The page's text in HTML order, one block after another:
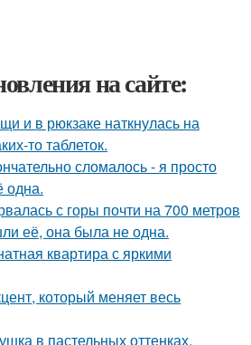
на сайте:
и в рюкзаке наткнулась на
то таблеток.
сломалось - я просто
одна.
с горы почти на 700 метров
её, она была не одна.
квартира с яркими
который меняет весь
в пастельных оттенках.